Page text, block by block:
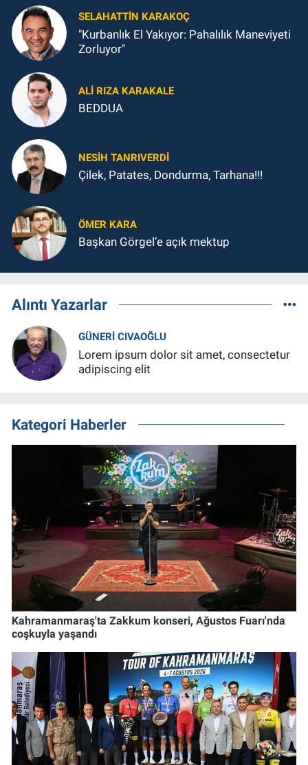
SELAHATTIN KARAKOÇ
"Kurbanlık El Yakıyor: Pahalılık Maneviyeti
Zorluyor"
ALI RIZA KARAKALE
BEDDUA
NESIH TANRIVERDI
Çilek, Patates, Dondurma, Tarhana!!!
ÖMER KARA
Başkan Görgel’e açık mektup
Alıntı Yazarlar
GÜNERI CIVAOĞLU
Lorem ipsum dolor sit amet, consectetur
adipiscing elit
Kategori Haberler
Kahramanmaraş'ta Zakkum konseri, Ağustos Fuarı'nda
coşkuyla yaşandı